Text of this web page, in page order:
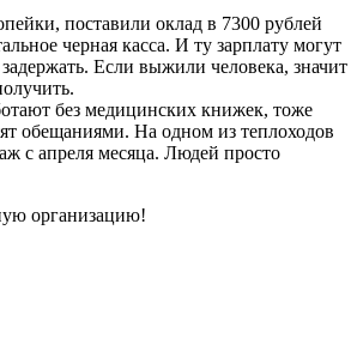
поставили оклад в 7300 рублей
черная касса. И ту зарплату могут
Если выжили человека, значит
без медицинских книжек, тоже
обещаниями. На одном из теплоходов
с апреля месяца. Людей просто
организацию!